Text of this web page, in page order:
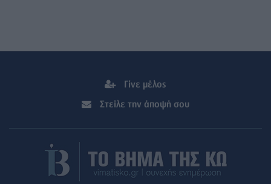
Γίνε μέλος
Στείλε την άποψή σου